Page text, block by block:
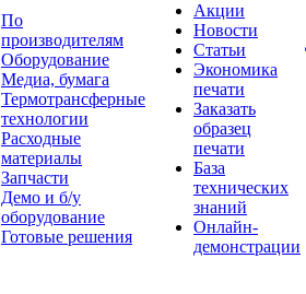
По
производителям
Оборудование
Медиа, бумага
Термотрансферные
технологии
Расходные
материалы
Запчасти
Демо и б/у
оборудование
Готовые решения
Акции
Новости
Статьи
Экономика
печати
Заказать
образец
печати
База
технических
знаний
Онлайн-
демонстрации